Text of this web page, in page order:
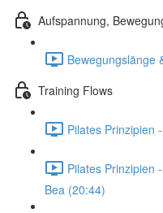
Aufspannung,
Bewegungslänge
Training Flows
Pilates Prinzipien
Pilates Prinzipien
Bea (20:44)